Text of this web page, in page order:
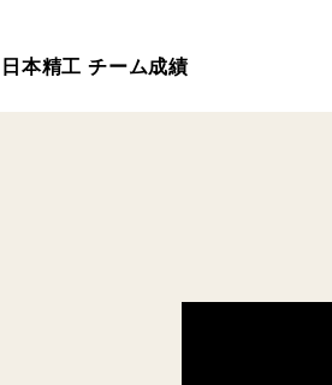
日本精工 チーム成績